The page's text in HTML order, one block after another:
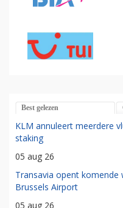
Best gelezen
KLM annuleert meerdere
staking
05 aug 26
Transavia opent
Brussels Airport
05 aug 26